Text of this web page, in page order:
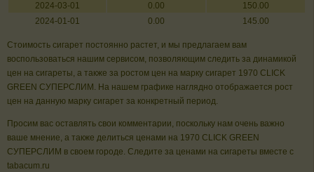
2024-03-01
0.00
150.00
2024-01-01
0.00 145.00
Стоимость сигарет постоянно растет, и мы предлагаем вам
воспользоваться нашим сервисом, позволяющим следить за динамикой
цен на сигареты, а также за ростом цен на марку сигарет 1970 CLICK
GREEN СУПЕРСЛИМ. На нашем графике наглядно отображается рост
цен на данную марку сигарет за конкретный период.
Просим вас оставлять свои комментарии, поскольку нам очень важно
ваше мнение, а также делиться ценами на 1970 CLICK GREEN
СУПЕРСЛИМ в своем городе. Следите за ценами на сигареты вместе с
tabacum.ru